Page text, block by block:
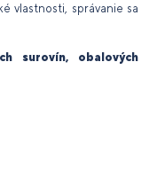
vlastnosti, správanie sa
surovín, obalových